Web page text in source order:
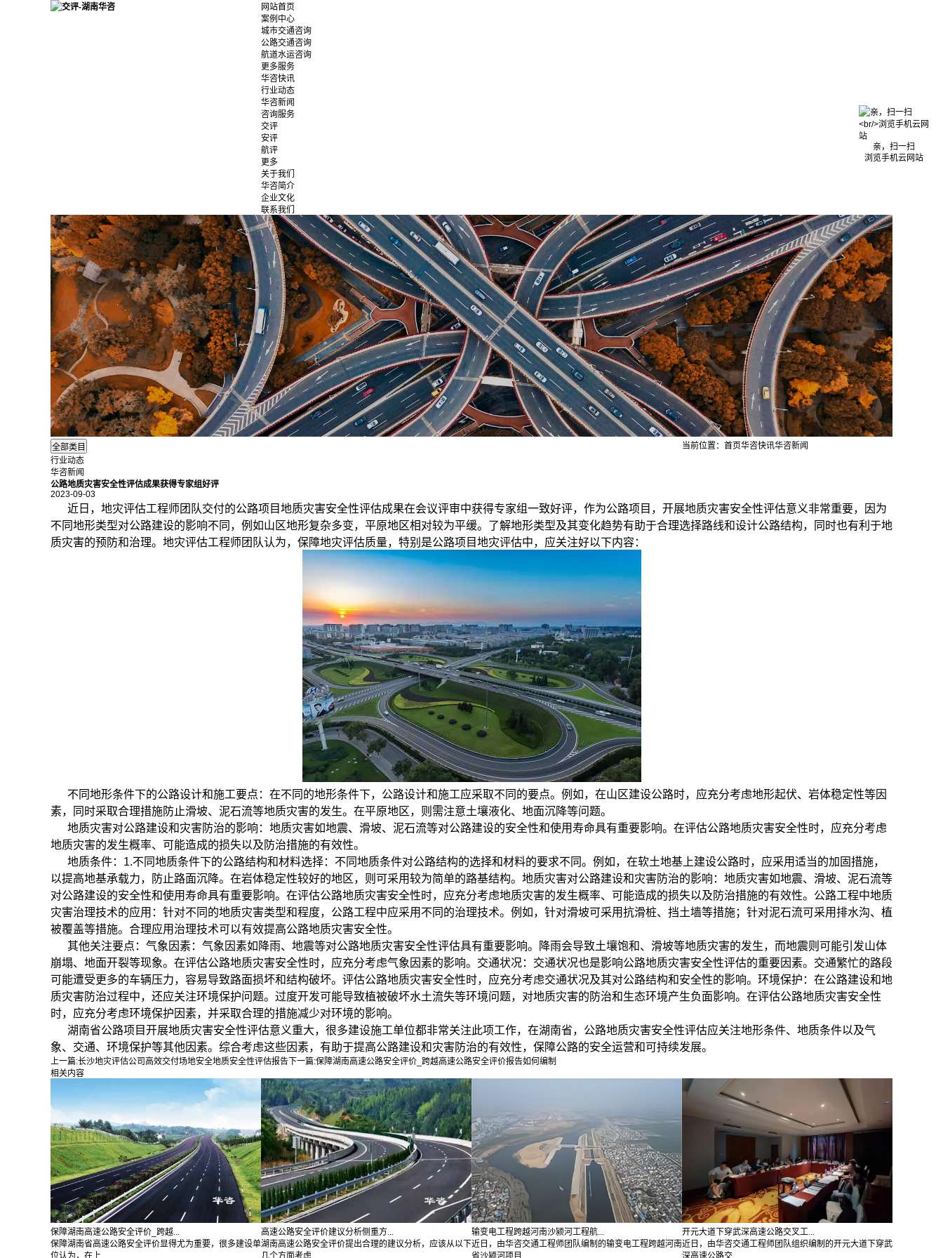
网站首页
案例中心
城市交通咨询
公路交通咨询
航道水运咨询
更多服务
华咨快讯
行业动态
华咨新闻
咨询服务
交评
安评
航评
更多
关于我们
华咨简介
企业文化
联系我们
行业动态
华咨新闻
当前位置： 首页华咨快讯华咨新闻
公路地质灾害安全性评估成果获得专家组好评
2023-09-03
近日，地灾评估工程师团队交付的公路项目地质灾害安全性评估成果在会议评审中获得专家组一致好评，作为公路项目，开展地质灾害安全性评估意义非常重要，因为
不同地形类型对公路建设的影响不同，例如山区地形复杂多变，平原地区相对较为平缓。了解地形类型及其变化趋势有助于合理选择路线和设计公路结构，同时也有利于地
质灾害的预防和治理。地灾评估工程师团队认为，保障地灾评估质量，特别是公路项目地灾评估中，应关注好以下内容：
不同地形条件下的公路设计和施工要点： 在不同的地形条件下，公路设计和施工应采取不同的要点。例如，在山区建设公路时，应充分考虑地形起伏、岩体稳定性等因
素，同时采取合理措施防止滑坡、泥石流等地质灾害的发生。在平原地区，则需注意土壤液化、地面沉降等问题。
地质灾害对公路建设和灾害防治的影响： 地质灾害如地震、滑坡、泥石流等对公路建设的安全性和使用寿命具有重要影响。在评估公路地质灾害安全性时，应充分考虑
地质灾害的发生概率、可能造成的损失以及防治措施的有效性。
地质条件： 1.不同地质条件下的公路结构和材料选择： 不同地质条件对公路结构的选择和材料的要求不同。例如，在软土地基上建设公路时，应采用适当的加固措施，
以提高地基承载力，防止路面沉降。在岩体稳定性较好的地区，则可采用较为简单的路基结构。 地质灾害对公路建设和灾害防治的影响： 地质灾害如地震、滑坡、泥石流等
对公路建设的安全性和使用寿命具有重要影响。在评估公路地质灾害安全性时，应充分考虑地质灾害的发生概率、可能造成的损失以及防治措施的有效性。 公路工程中地质
灾害治理技术的应用： 针对不同的地质灾害类型和程度，公路工程中应采用不同的治理技术。例如，针对滑坡可采用抗滑桩、挡土墙等措施；针对泥石流可采用排水沟、植
被覆盖等措施。合理应用治理技术可以有效提高公路地质灾害安全性。
其他关注要点： 气象因素： 气象因素如降雨、地震等对公路地质灾害安全性评估具有重要影响。降雨会导致土壤饱和、滑坡等地质灾害的发生，而地震则可能引发山体
崩塌、地面开裂等现象。在评估公路地质灾害安全性时，应充分考虑气象因素的影响。 交通状况： 交通状况也是影响公路地质灾害安全性评估的重要因素。交通繁忙的路段
可能遭受更多的车辆压力，容易导致路面损坏和结构破坏。评估公路地质灾害安全性时，应充分考虑交通状况及其对公路结构和安全性的影响。 环境保护： 在公路建设和地
质灾害防治过程中，还应关注环境保护问题。过度开发可能导致植被破坏水土流失等环境问题，对地质灾害的防治和生态环境产生负面影响。在评估公路地质灾害安全性
时，应充分考虑环境保护因素，并采取合理的措施减少对环境的影响。
湖南省公路项目开展地质灾害安全性评估意义重大，很多建设施工单位都非常关注此项工作，在湖南省，公路地质灾害安全性评估应关注地形条件、地质条件以及气
象、交通、环境保护等其他因素。综合考虑这些因素，有助于提高公路建设和灾害防治的有效性，保障公路的安全运营和可持续发展。
上一篇:长沙地灾评估公司高效交付场地安全地质安全性评估报告 下一篇:保障湖南高速公路安全评价_跨越高速公路安全评价报告如何编制
相关内容
保障湖南高速公路安全评价_跨越...
保障湖南省高速公路安全评价显得尤为重要，很多建设单
位认为，在上...
高速公路安全评价建议分析侧重方...
湖南高速公路安全评价提出合理的建议分析，应该从以下
几个方面考虑...
输变电工程跨越河南沙颍河工程航...
近日，由华咨交通工程师团队编制的输变电工程跨越河南
省沙颍河项目...
开元大道下穿武深高速公路交叉工...
近日，由华咨交通工程师团队组织编制的开元大道下穿武
深高速公路交...
亲，扫一扫
浏览手机云网站